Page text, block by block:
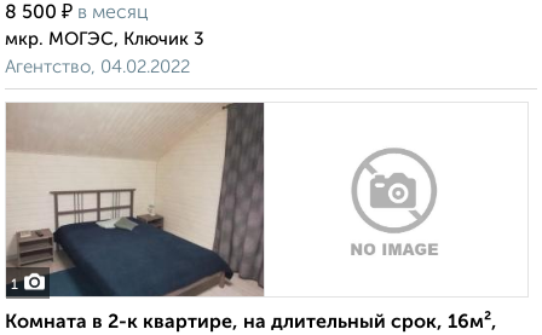
8 500 ₽ в месяц
мкр. МОГЭС, Ключик 3
Агентство, 04.02.2022
1
Комната в 2-к квартире, на длительный срок, 16м²,